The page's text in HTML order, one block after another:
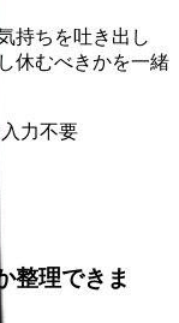
持ちを吐き出し
休むべきかを一緒
力不要
整理できま